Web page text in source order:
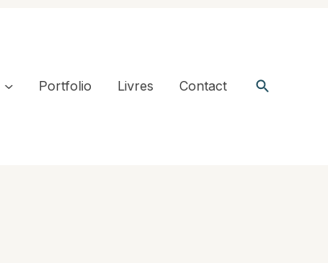
Portfolio Livres Contact